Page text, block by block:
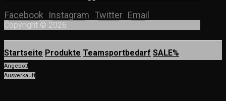
Facebook Instagram Twitter Email
Copyright © 2026
Startseite Produkte Teamsportbedarf SALE%
Angebot!
Ausverkauft